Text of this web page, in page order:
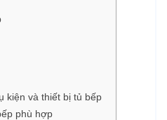
kiện và thiết bị tủ bếp
phù hợp